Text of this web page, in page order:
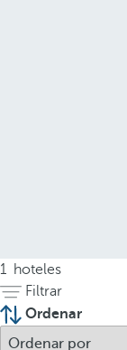
1 hoteles
Filtrar
Ordenar